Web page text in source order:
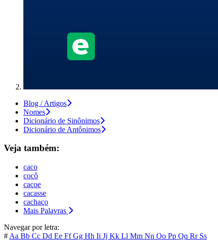
Blog / Artigos
Nomes
Dicionário de Sinônimos
Dicionário de Antônimos
Veja também:
caco
cocô
caçoe
cacasse
cachaço
Mais Palavras
Navegar por letra:
# Aa Bb Cc Dd Ee FfGg Hh Ii Jj Kk Ll Mm Nn Oo Pp Qq Rr Ss